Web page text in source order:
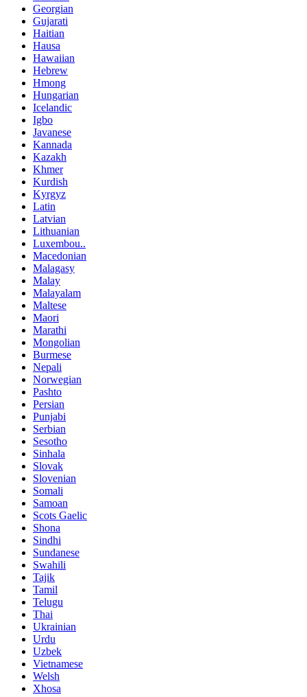
Georgian
Gujarati
Haitian
Hausa
Hawaiian
Hebrew
Hmong
Hungarian
Icelandic
Igbo
Javanese
Kannada
Kazakh
Khmer
Kurdish
Kyrgyz
Latin
Latvian
Lithuanian
Luxembou..
Macedonian
Malagasy
Malay
Malayalam
Maltese
Maori
Marathi
Mongolian
Burmese
Nepali
Norwegian
Pashto
Persian
Punjabi
Serbian
Sesotho
Sinhala
Slovak
Slovenian
Somali
Samoan
Scots Gaelic
Shona
Sindhi
Sundanese
Swahili
Tajik
Tamil
Telugu
Thai
Ukrainian
Urdu
Uzbek
Vietnamese
Welsh
Xhosa